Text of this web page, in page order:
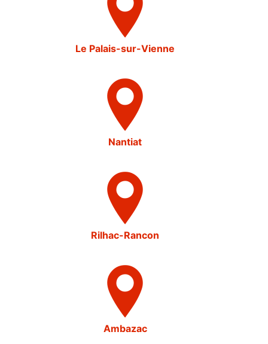
Le Palais-sur-Vienne
Nantiat
Rilhac-Rancon
Ambazac